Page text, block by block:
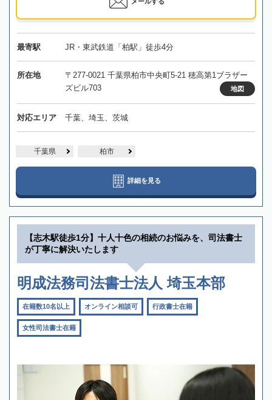
最寄駅 JR・東武鉄道「柏駅」徒歩4分
所在地
〒277-0021 千葉県柏市中央町5-21 穂高第1ブラザー
ズビル703
地図
対応エリア 千葉、埼玉、茨城
千葉県 柏市
詳細を見る
【志木駅徒歩1分】十人十色の相続のお悩みを、司法書士
が丁寧に解決いたします
明成法務司法書士法人 埼玉本部
在籍数10名以上 オンライン相談可 行政書士在籍
女性司法書士在籍